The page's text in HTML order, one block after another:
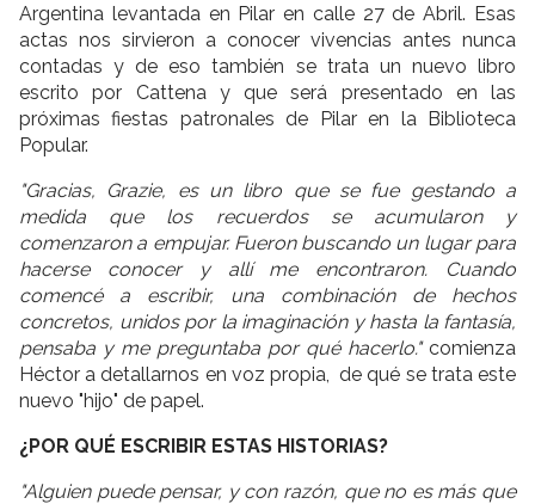
Argentina levantada en Pilar en calle 27 de Abril. Esas
actas nos sirvieron a conocer vivencias antes nunca
contadas y de eso también se trata un nuevo libro
escrito por Cattena y que será presentado en las
próximas fiestas patronales de Pilar en la Biblioteca
Popular.
"Gracias, Grazie, es un libro que se fue gestando a
medida que los recuerdos se acumularon y
comenzaron a empujar. Fueron buscando un lugar para
hacerse conocer y allí me encontraron. Cuando
comencé a escribir, una combinación de hechos
concretos, unidos por la imaginación y hasta la fantasía,
pensaba y me preguntaba por qué hacerlo."comienza
Héctor a detallarnos en voz propia, de qué se trata este
nuevo "hijo" de papel.
¿POR QUÉ ESCRIBIR ESTAS HISTORIAS?
"Alguien puede pensar, y con razón, que no es más que